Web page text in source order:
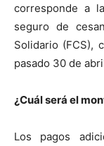
corresponde a
seguro de
Solidario (FCS),
pasado 30 de
¿Cuál será el
Los pagos